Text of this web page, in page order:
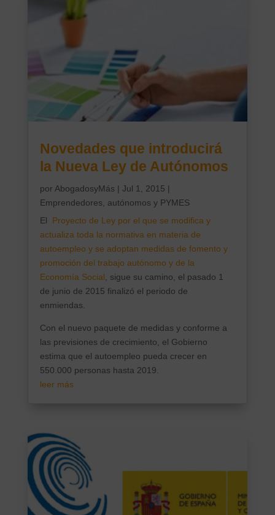
Novedades que introducirá
la Nueva Ley de Autónomos
por AbogadosyMás | Jul 1, 2015 |
Emprendedores, autónomos y PYMES
El
Proyecto de Ley por el que se modifica y
actualiza toda la normativa en materia de
autoempleo y se adoptan medidas de fomento y
promoción del trabajo autónomo y de la
Economía Social , sigue su camino, el pasado 1
de junio de 2015 finalizó el periodo de
enmiendas.
Con el nuevo paquete de medidas y conforme a
las previsiones de crecimiento, el Gobierno
estima que el autoempleo pueda crecer en
550.000 personas hasta 2019.
leer más